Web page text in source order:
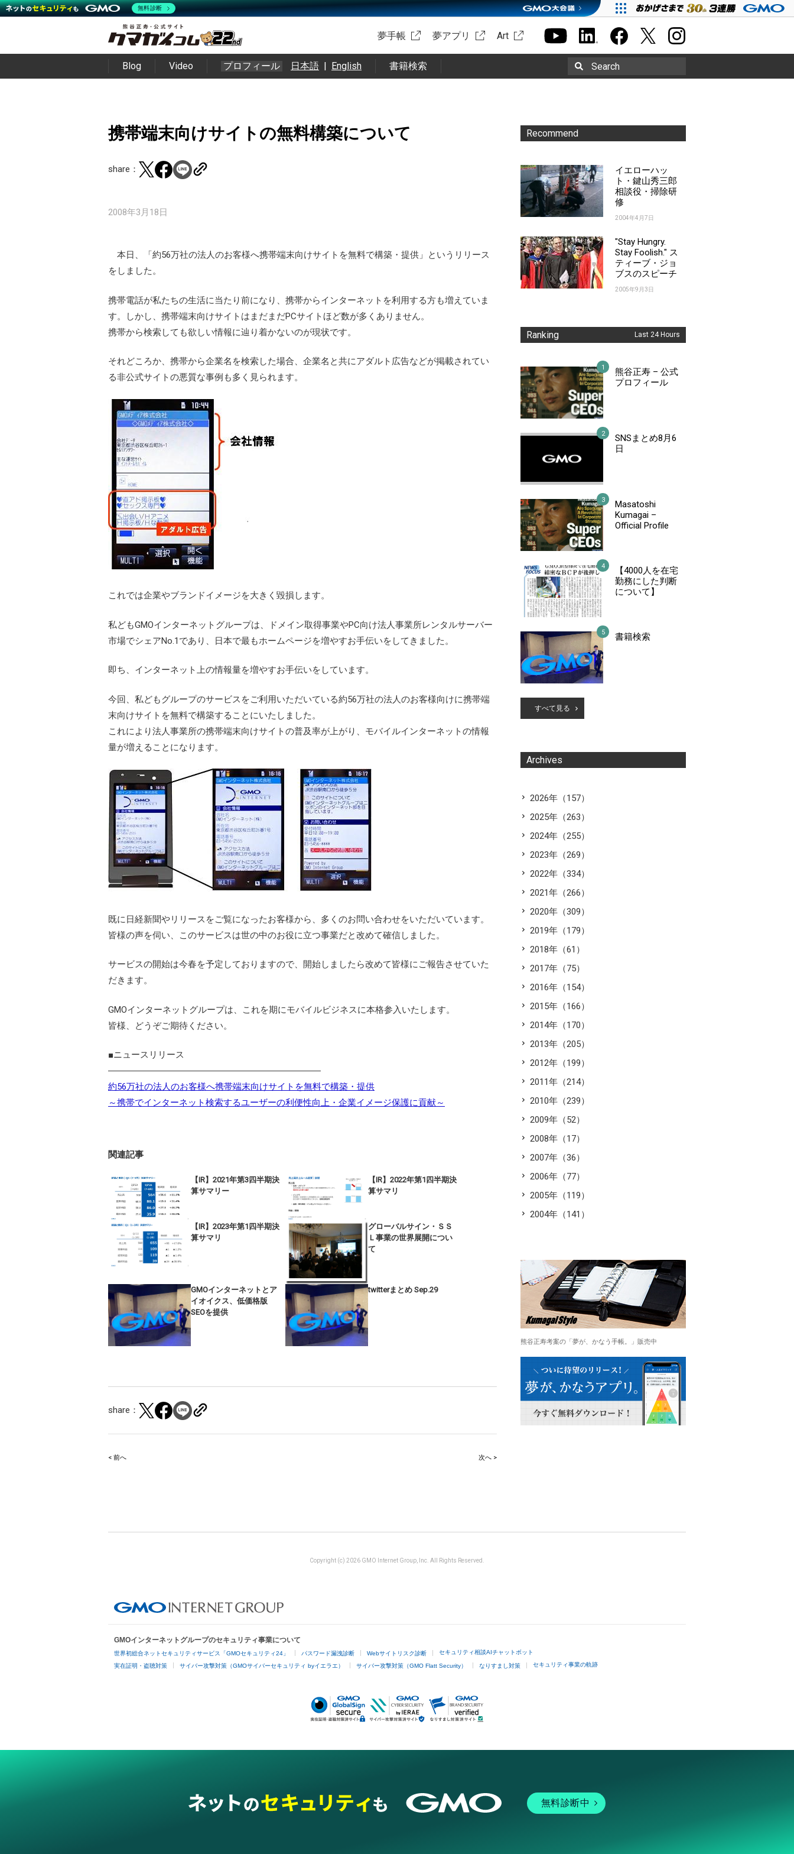
夢手帳 夢アプリ Art
Blog Video プロフィール 日本語 | English 書籍検索 Search
携帯端末向けサイトの無料構築について
share：
2008年3月18日
本日、「約56万社の法人のお客様へ携帯端末向けサイトを無料で構築・提供」というリリース
をしました。
携帯電話が私たちの生活に当たり前になり、携帯からインターネットを利用する方も増えていま
す。しかし、携帯端末向けサイトはまだまだPCサイトほど数が多くありません。
携帯から検索しても欲しい情報に辿り着かないのが現状です。
それどころか、携帯から企業名を検索した場合、企業名と共にアダルト広告などが掲載されてい
る非公式サイトの悪質な事例も多く見られます。
これでは企業やブランドイメージを大きく毀損します。
私どもGMOインターネットグループは、ドメイン取得事業やPC向け法人事業所レンタルサーバー
市場でシェアNo.1であり、日本で最もホームページを増やすお手伝いをしてきました。
即ち、インターネット上の情報量を増やすお手伝いをしています。
今回、私どもグループのサービスをご利用いただいている約56万社の法人のお客様向けに携帯端
末向けサイトを無料で構築することにいたしました。
これにより法人事業所の携帯端末向けサイトの普及率が上がり、モバイルインターネットの情報
量が増えることになります。
既に日経新聞やリリースをご覧になったお客様から、多くのお問い合わせをいただいています。
皆様の声を伺い、このサービスは世の中のお役に立つ事業だと改めて確信しました。
サービスの開始は今春を予定しておりますので、開始しましたら改めて皆様にご報告させていた
だきます。
GMOインターネットグループは、これを期にモバイルビジネスに本格参入いたします。
皆様、どうぞご期待ください。
■ニュースリリース
――――――――――――――――――――――――
約56万社の法人のお客様へ携帯端末向けサイトを無料で構築・提供
～携帯でインターネット検索するユーザーの利便性向上・企業イメージ保護に貢献～
関連記事
【IR】2021年第3四半期決
算サマリー
【IR】2022年第1四半期決
算サマリ
【IR】2023年第1四半期決
算サマリ
グローバルサイン・ＳＳ
Ｌ事業の世界展開につい
て
GMOインターネットとア
イオイクス、低価格版
SEOを提供
twitterまとめ Sep.29
share：
Post
< 前へ 次へ >
Recommend
イエローハッ
ト・鍵山秀三郎
相談役・掃除研
修
2004年4月7日
"Stay Hungry.
Stay Foolish." ス
ティーブ・ジョ
ブスのスピーチ
2005年9月3日
Ranking Last 24 Hours
熊谷正寿 – 公式
プロフィール
SNSまとめ8月6
日
Masatoshi
Kumagai –
Official Profile
【4000人を在宅
勤務にした判断
について】
書籍検索
すべて見る
Archives
2026年（157）
2025年（263）
2024年（255）
2023年（269）
2022年（334）
2021年（266）
2020年（309）
2019年（179）
2018年（61）
2017年（75）
2016年（154）
2015年（166）
2014年（170）
2013年（205）
2012年（199）
2011年（214）
2010年（239）
2009年（52）
2008年（17）
2007年（36）
2006年（77）
2005年（119）
2004年（141）
熊谷正寿考案の「夢が、かなう手帳。」販売中
Copyright (c) 2026 GMO Internet Group, Inc. All Rights Reserved.
GMOインターネットグループのセキュリティ事業について
世界初総合ネットセキュリティサービス「GMOセキュリティ24」 パスワード漏洩診断 Webサイトリスク診断 セキュリティ相談AIチャットボット
実在証明・盗聴対策 サイバー攻撃対策（GMOサイバーセキュリティ byイエラエ） サイバー攻撃対策（GMO Flatt Security） なりすまし対策 セキュリティ事業の軌跡
無料診断中
無料診断